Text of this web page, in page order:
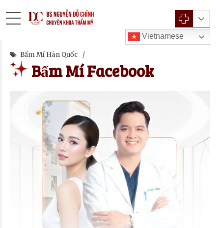
Vietnamese
Bấm Mí Hàn Quốc
Bấm Mí Facebook